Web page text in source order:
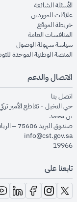
الأسئلة الشائعةwindow
علاقات الموردينwindow
خريطة الموقعwindow
المنافسات العامةwindow
سياسة سهولة الوصول
المنصة الوطنية الموحدة
الاتصال والدعم
اتصل بنا
حي النخيل - تقاطع الأمير
بن محمد
صندوق البريد 75606 – الرياض 11588
info@cst.gov.sa
19966
تابعنا على
opens in new window
in new window
new window